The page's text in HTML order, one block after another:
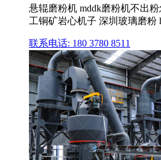
悬辊磨粉机 mddk磨粉机不出
工铜矿岩心机子 深圳玻璃磨粉
联系电话: 180 3780 8511